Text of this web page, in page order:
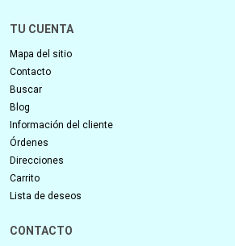
TU CUENTA
Mapa del sitio
Contacto
Buscar
Blog
Información del cliente
Órdenes
Direcciones
Carrito
Lista de deseos
CONTACTO